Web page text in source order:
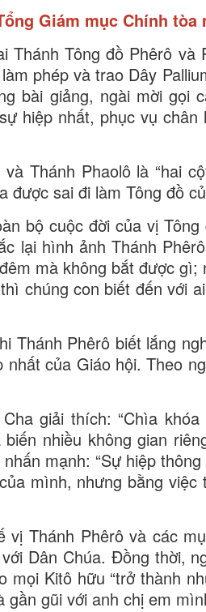
Giám mục Chính tòa
Thánh Tông đồ Phêrô và
phép và trao Dây
bài giảng, ngài mời gọi
hiệp nhất, phục vụ
Thánh Phaolô là “hai
được sai đi làm Tông đồ
bộ cuộc đời của vị
lại hình ảnh Thánh
mà không bắt được gì;
chúng con biết đến với
Thánh Phêrô biết lắng
của Giáo hội. Theo
giải thích: “Chìa
nhiều không gian
mạnh: “Sự hiệp
mình, nhưng bằng việc
Thánh Phêrô và các
Dân Chúa. Đồng thời,
mọi Kitô hữu “trở thành
gần gũi với anh chị em